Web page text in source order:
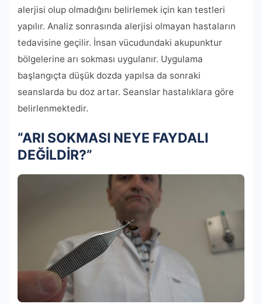
alerjisi olup olmadığını belirlemek için kan testleri
yapılır. Analiz sonrasında alerjisi olmayan hastaların
tedavisine geçilir. İnsan vücudundaki akupunktur
bölgelerine arı sokması uygulanır. Uygulama
başlangıçta düşük dozda yapılsa da sonraki
seanslarda bu doz artar. Seanslar hastalıklara göre
belirlenmektedir.
“ARI SOKMASI NEYE FAYDALI
DEĞİLDİR?”